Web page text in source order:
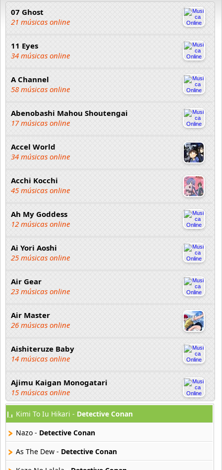
07 Ghost
21 músicas online
11 Eyes
34 músicas online
A Channel
58 músicas online
Abenobashi Mahou Shoutengai
17 músicas online
Accel World
34 músicas online
Acchi Kocchi
45 músicas online
Ah My Goddess
12 músicas online
Ai Yori Aoshi
25 músicas online
Air Gear
23 músicas online
Air Master
26 músicas online
Aishiteruze Baby
14 músicas online
Ajimu Kaigan Monogatari
15 músicas online
Akahori Gedou Hour Rabuge
29 músicas online
Akane Iro Ni Samoru Saka
26 músicas online
Kimi To Iu Hikari - Detective Conan
Nazo - Detective Conan
As The Dew - Detective Conan